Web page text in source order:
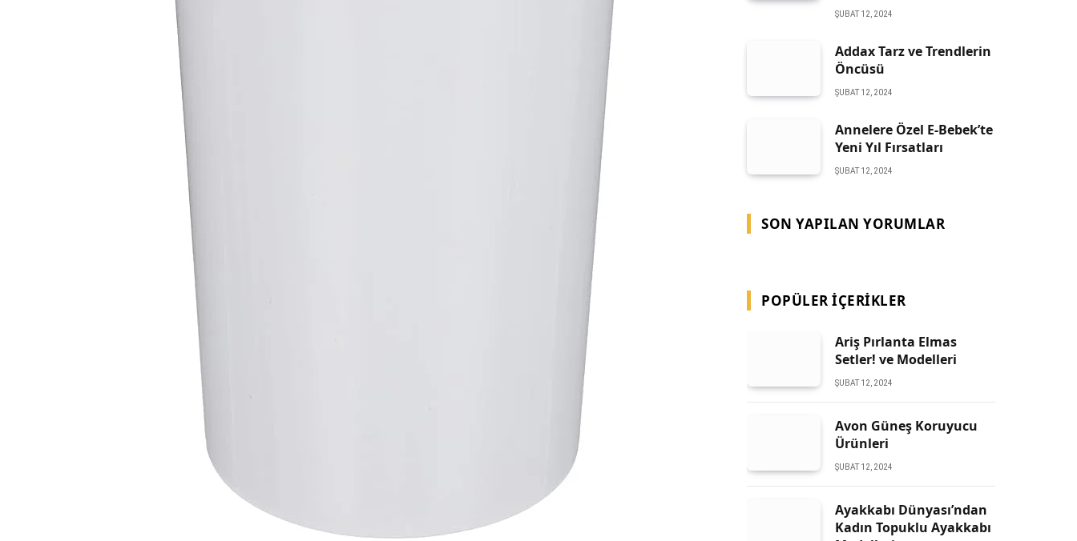
ŞUBAT 12, 2024
Addax Tarz ve Trendlerin
Öncüsü
ŞUBAT 12, 2024
Annelere Özel E-Bebek’te
Yeni Yıl Fırsatları
ŞUBAT 12, 2024
SON YAPILAN YORUMLAR
POPÜLER İÇERIKLER
Ariş Pırlanta Elmas
Setler! ve Modelleri
ŞUBAT 12, 2024
Avon Güneş Koruyucu
Ürünleri
ŞUBAT 12, 2024
Ayakkabı Dünyası’ndan
Kadın Topuklu Ayakkabı